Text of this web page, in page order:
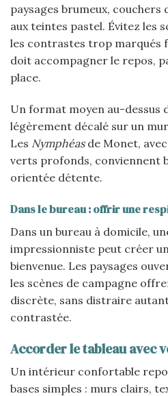
paysages brumeux, couchers
aux teintes pastel. Évitez les
les contrastes trop marqués
doit accompagner le repos,
place.
Un format moyen au-dessus
légèrement décalé sur un
Les Nymphéasde Monet,
verts profonds, conviennent
orientée détente.
Dans le bureau : offrir une
Dans un bureau à domicile,
impressionniste peut créer
bienvenue. Les paysages
les scènes de campagne
discrète, sans distraire
contrastée.
Accorder le tableau avec
Un intérieur confortable
bases simples : murs clairs,